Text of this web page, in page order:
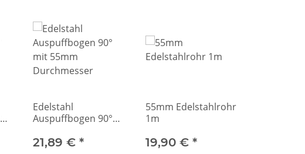
Edelstahl
Auspuffbogen 90°
Durchmesser
21,89 € *
55mm Edelstahlrohr
1m
19,90 € *